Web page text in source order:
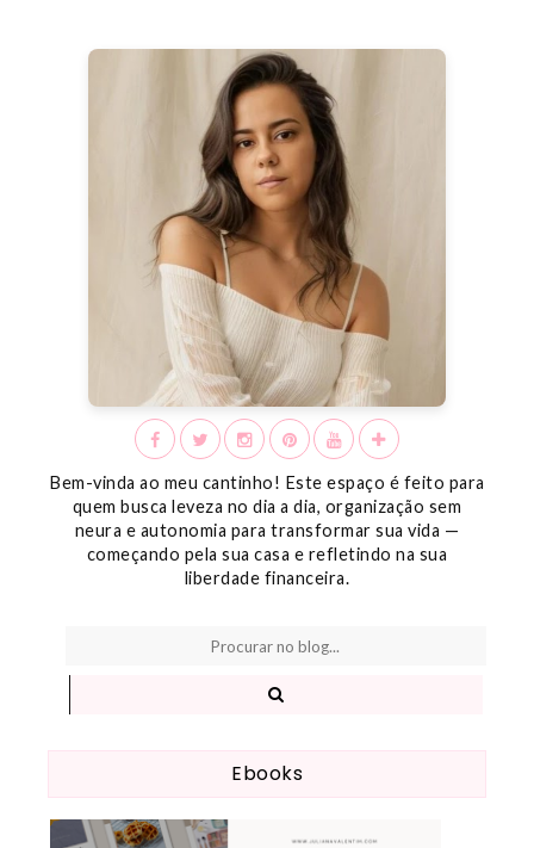
Bem-vinda ao meu cantinho! Este espaço é feito para
quem busca leveza no dia a dia, organização sem
neura e autonomia para transformar sua vida —
começando pela sua casa e refletindo na sua
liberdade financeira.
Ebooks